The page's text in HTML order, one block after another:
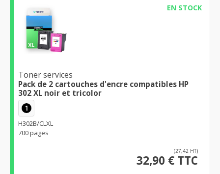
EN STOCK
Toner services
Pack de 2 cartouches d'encre compatibles HP
302 XL noir et tricolor
1
H302B/CLXL
700 pages
(27,42 HT)
32,90 € TTC